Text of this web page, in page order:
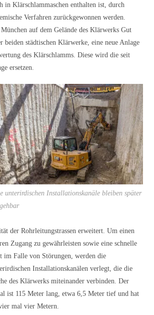
in Klärschlammaschen enthalten ist, durch
Verfahren zurückgewonnen werden.
auf dem Gelände des Klärwerks Gut
beiden städtischen Klärwerke, eine neue Anlage
des Klärschlamms. Diese wird die seit
ersetzen.
unterirdischen Installationskanäle bleiben später
der Rohrleitungstrassen erweitert. Um einen
Zugang zu gewährleisten sowie eine schnelle
im Falle von Störungen, werden die
Installationskanälen verlegt, die die
des Klärwerks miteinander verbinden. Der
ist 115 Meter lang, etwa 6,5 Meter tief und hat
mal vier Metern.